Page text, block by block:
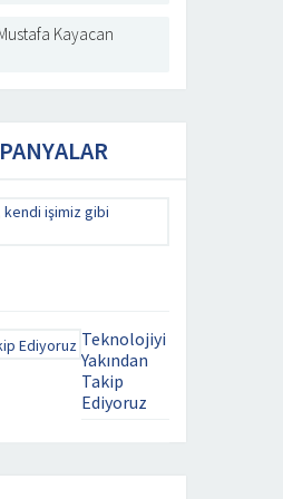
Oku Devamını Oku
Kayacan
Yapımında
Teknolojiyi
Yakından
Takip
Ediyoruz
üzerinde ki